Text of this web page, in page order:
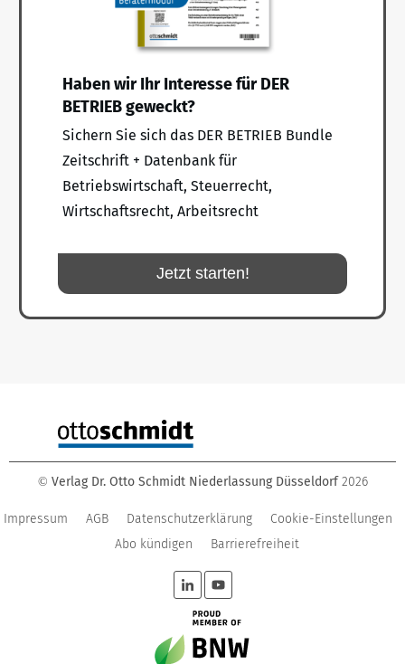
Haben wir Ihr Interesse für DER
BETRIEB geweckt?
Sichern Sie sich das DER BETRIEB Bundle
Zeitschrift + Datenbank für
Betriebswirtschaft, Steuerrecht,
Wirtschaftsrecht, Arbeitsrecht
Jetzt starten!
© Verlag Dr. Otto Schmidt Niederlassung Düsseldorf 2026
Impressum AGB Datenschutzerklärung
Cookie-Einstellungen
Abo kündigen
Barrierefreiheit